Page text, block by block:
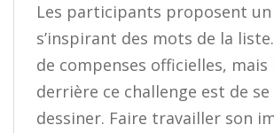
Les participants proposent un
s’inspirant des mots de la liste.
de compenses officielles, mais
derrière ce challenge est de
dessiner. Faire travailler son